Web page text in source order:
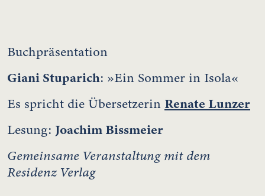
Buchpräsentation
Giani Stuparich: »Ein Sommer in Isola«
Es spricht die Übersetzerin Renate Lunzer
Lesung: Joachim Bissmeier
Gemeinsame Veranstaltung mit dem
Residenz Verlag